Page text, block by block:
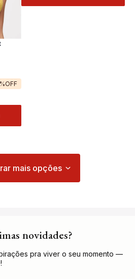
OFF
novidades?
pra viver o seu momento —